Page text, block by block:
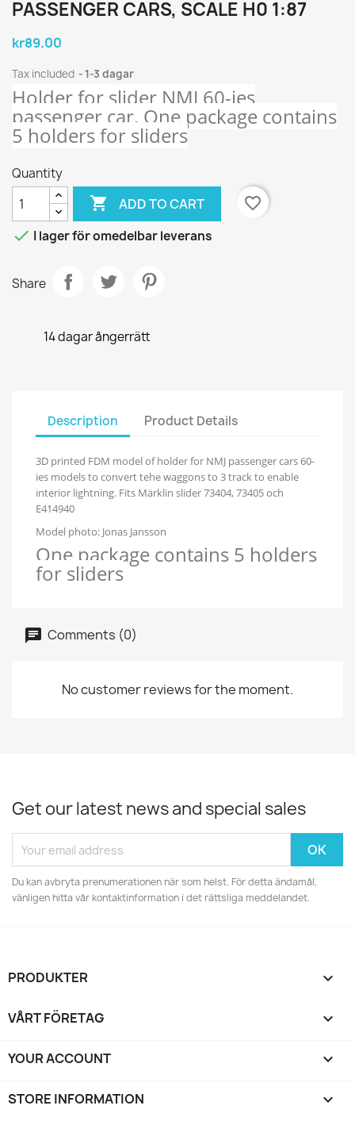
PASSENGER CARS, SCALE H0 1:87
kr89.00
Tax included 1-3 dagar
Holder for slider NMJ 60-ies
passenger car, One package contains
5 holders for sliders
Quantity
 ADD TO CART
favorite_border
 I lager för omedelbar leverans
Share
14 dagar ångerrätt
Description Product Details
3D printed FDM model of holder for NMJ passenger cars 60-
ies models to convert tehe waggons to 3 track to enable
interior lightning. Fits Märklin slider 73404, 73405 och
E414940
Model photo: Jonas Jansson
One package contains 5 holders
for sliders
Comments (0)
No customer reviews for the moment.
Get our latest news and special sales
Du kan avbryta prenumerationen när som helst. För detta ändamål,
vänligen hitta vår kontaktinformation i det rättsliga meddelandet.
PRODUKTER 
VÅRT FÖRETAG 
YOUR ACCOUNT 
STORE INFORMATION keyboard_arrow_down